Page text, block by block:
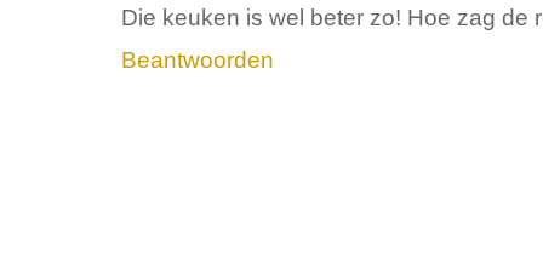
Die keuken is wel beter zo! Hoe zag de
Beantwoorden